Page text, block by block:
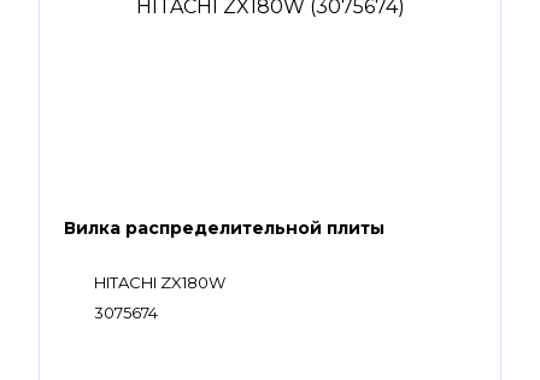
Вилка распределительной плиты
HITACHI ZX180W
3075674